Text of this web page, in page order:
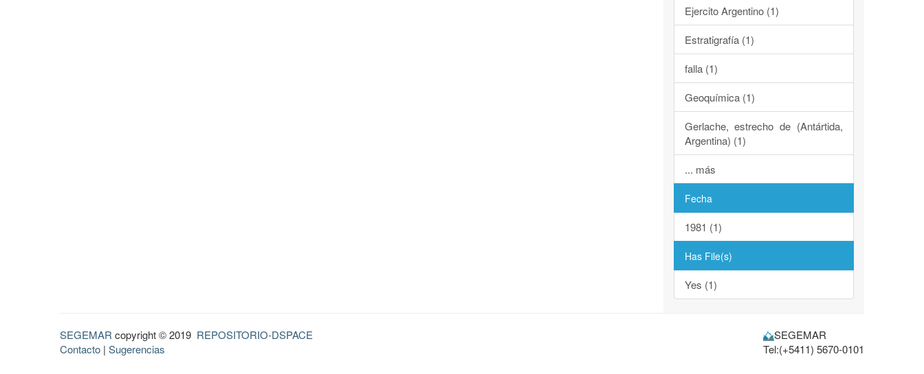
Ejercito Argentino (1)
Estratigrafía (1)
falla (1)
Geoquímica (1)
Gerlache, estrecho de (Antártida,
Argentina) (1)
... más
Fecha
1981 (1)
Has File(s)
Yes (1)
SEGEMAR copyright © 2019 REPOSITORIO-DSPACE
Contacto | Sugerencias
SEGEMAR
Tel:(+5411) 5670-0101